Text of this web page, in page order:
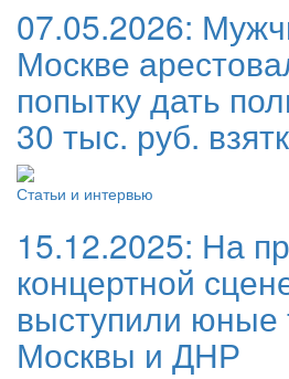
07.05.2026:
Москве
попытку дать
30 тыс. руб.
Статьи и интервью
15.12.2025: На
концертной
выступили юные
Москвы и ДНР